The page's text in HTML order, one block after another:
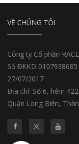
VỀ CHÚNG TÔI
Công ty Cổ phần
Số ĐKKD
27/07/2017
Địa chỉ: Số 6, hẻm
Quận Long Biên,